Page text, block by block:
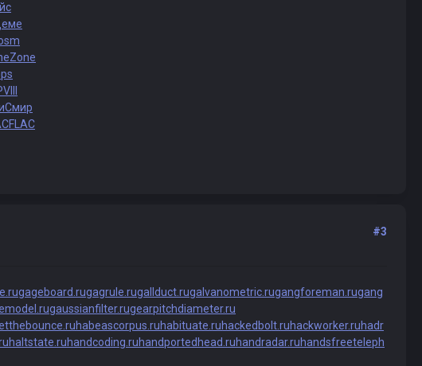
Zone
VIII
Смир
FLAC
#3
gageboard.rugagrule.rugallduct.rugalvanometric.rugangforeman.rugang
gaussianfilter.rugearpitchdiameter.ru
habeascorpus.ruhabituate.ruhackedbolt.ruhackworker.ruhadr
haltstate.ruhandcoding.ruhandportedhead.ruhandradar.ruhandsfreeteleph